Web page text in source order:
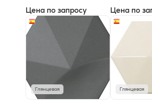
Цена по запросу Цена по
Глянцевая Глянцевая